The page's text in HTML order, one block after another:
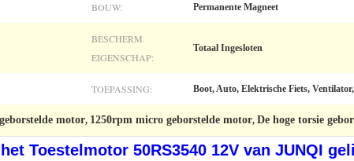
BOUW: Permanente Magneet
BESCHERM
EIGENSCHAP:
Totaal Ingesloten
TOEPASSING: Boot, Auto, Elektrische Fiets,
motor, 1250rpm micro geborstelde motor, De hoge torsie
Toestelmotor 50RS3540 12V van JUNQI